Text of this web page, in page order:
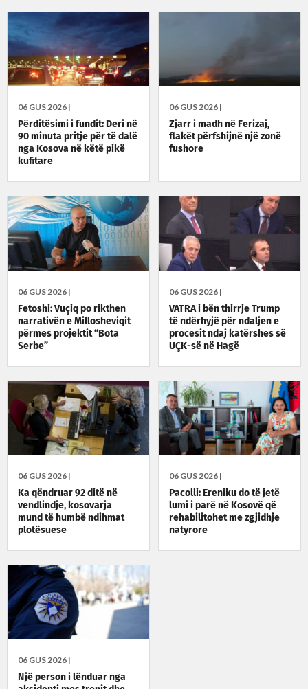
06 GUS 2026 |
Përditësimi i fundit: Deri në
90 minuta pritje për të dalë
nga Kosova në këtë pikë
kufitare
06 GUS 2026 |
Zjarr i madh në Ferizaj,
flakët përfshijnë një zonë
fushore
06 GUS 2026 |
Fetoshi: Vuçiq po rikthen
narrativën e Millosheviqit
përmes projektit “Bota
Serbe”
06 GUS 2026 |
VATRA i bën thirrje Trump
të ndërhyjë për ndaljen e
procesit ndaj katërshes së
UÇK-së në Hagë
06 GUS 2026 |
Ka qëndruar 92 ditë në
vendlindje, kosovarja
mund të humbë ndihmat
plotësuese
06 GUS 2026 |
Pacolli: Ereniku do të jetë
lumi i parë në Kosovë që
rehabilitohet me zgjidhje
natyrore
06 GUS 2026 |
Një person i lënduar nga